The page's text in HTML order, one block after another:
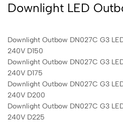
Downlight LED
Downlight Outbow DN027C G3
240V D150
Downlight Outbow DN027C G3
240V D175
Downlight Outbow DN027C G3
240V D200
Downlight Outbow DN027C G3
240V D225